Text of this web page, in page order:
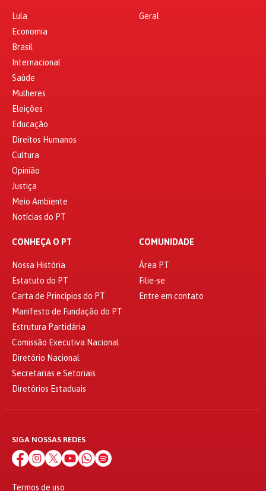
Lula
Economia
Brasil
Internacional
Saúde
Mulheres
Eleições
Educação
Direitos Humanos
Cultura
Opinião
Justiça
Meio Ambiente
Notícias do PT
Geral
CONHEÇA O PT
Nossa História
Estatuto do PT
Carta de Princípios do PT
Manifesto de Fundação do PT
Estrutura Partidária
Comissão Executiva Nacional
Diretório Nacional
Secretarias e Setoriais
Diretórios Estaduais
COMUNIDADE
Área PT
Filie-se
Entre em contato
SIGA NOSSAS REDES
Termos de uso